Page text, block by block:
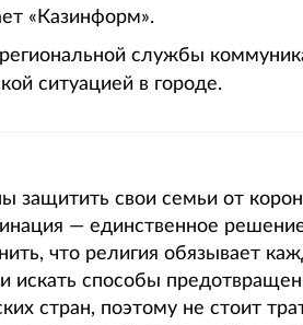
«Казинформ».
службы
ситуацией в городе.
свои семьи от
— единственное
что религия обязывает
искать способы
стран, поэтому не стоит